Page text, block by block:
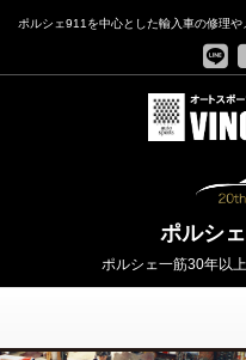
ポルシェ911を中心とした輸入車の修理
ポルシェ
ポルシェ一筋30年以